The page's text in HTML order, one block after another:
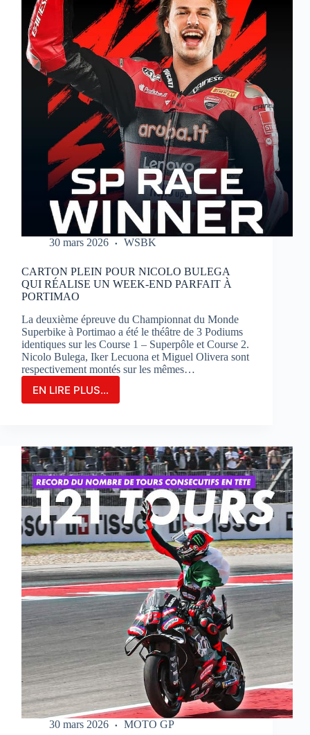
POSITION
POUR
LA
3ÈME
FOIS
CONSÉCUTIVE
AUX
HEURES
MOTOS
SUR
LE
CIRCUIT
BUGATTI
LE
MANS
30 mars 2026 WSBK
CARTON PLEIN POUR NICOLO BULEGA
QUI RÉALISE UN WEEK-END PARFAIT À
PORTIMAO
La deuxième épreuve du Championnat du Monde
Superbike à Portimao a été le théâtre de 3 Podiums
identiques sur les Course 1 – Superpôle et Course 2.
Nicolo Bulega, Iker Lecuona et Miguel Olivera sont
respectivement montés sur les mêmes…
EN LIRE PLUS...
CARTON
BULEGA
QUI
RÉALISE
UN
WEEK-
END
PARFAIT
À
PORTIMAO
30 mars 2026 MOTO GP